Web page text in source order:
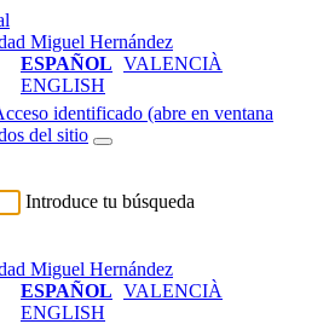
ESPAÑOL VALENCIÀ
ENGLISH
identificado (abre en ventana
del sitio
Introduce tu búsqueda
ESPAÑOL VALENCIÀ
ENGLISH